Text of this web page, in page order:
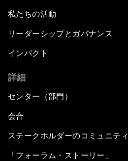
私たちの活動
リーダーシップとガバナンス
インパクト
詳細
センター（部門）
会合
ステークホルダーのコミュニティ
「フォーラム・ストーリー」